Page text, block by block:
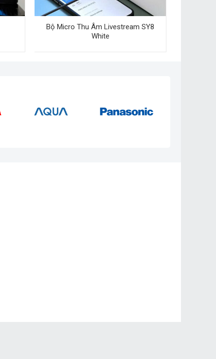
Bộ Micro Thu Âm Livestream SY8
White